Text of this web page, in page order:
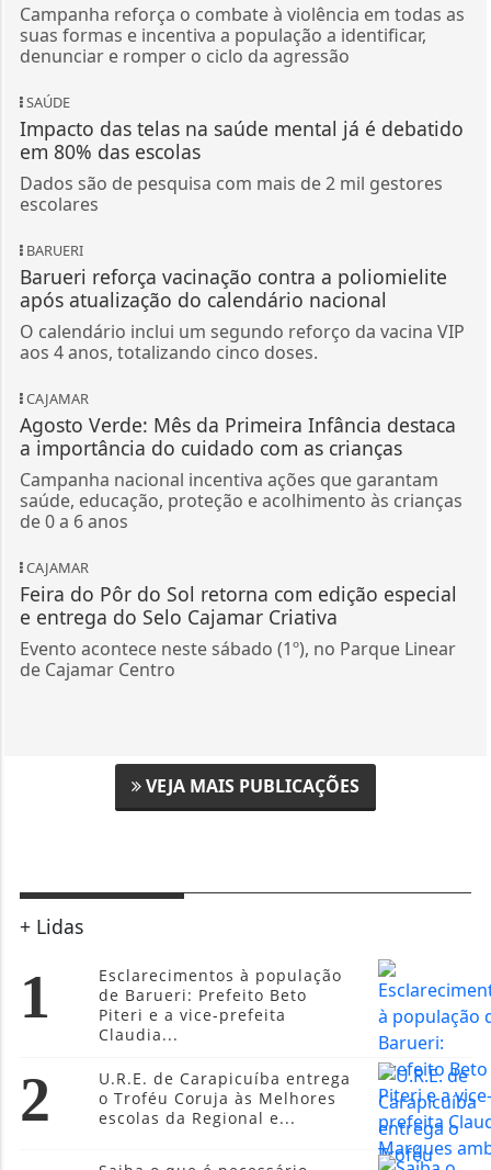
Campanha reforça o combate à violência em todas as
suas formas e incentiva a população a identificar,
denunciar e romper o ciclo da agressão
SAÚDE
Impacto das telas na saúde mental já é debatido
em 80% das escolas
Dados são de pesquisa com mais de 2 mil gestores
escolares
BARUERI
Barueri reforça vacinação contra a poliomielite
após atualização do calendário nacional
O calendário inclui um segundo reforço da vacina VIP
aos 4 anos, totalizando cinco doses.
CAJAMAR
Agosto Verde: Mês da Primeira Infância destaca
a importância do cuidado com as crianças
Campanha nacional incentiva ações que garantam
saúde, educação, proteção e acolhimento às crianças
de 0 a 6 anos
CAJAMAR
Feira do Pôr do Sol retorna com edição especial
e entrega do Selo Cajamar Criativa
Evento acontece neste sábado (1º), no Parque Linear
de Cajamar Centro
VEJA MAIS PUBLICAÇÕES
+ Lidas
1
Esclarecimentos à população
de Barueri: Prefeito Beto
Piteri e a vice-prefeita
Claudia...
2
U.R.E. de Carapicuíba entrega
o Troféu Coruja às Melhores
escolas da Regional e...